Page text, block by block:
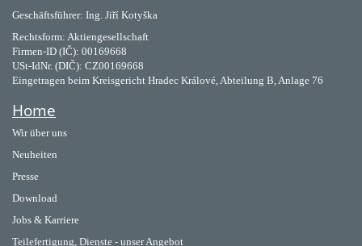
Geschäftsführer: Ing. Jiří Kotyška
Rechtsform: Aktiengesellschaft
Firmen-ID (IČ): 00169668
USt-IdNr. (DIČ): CZ00169668
Eingetragen beim Kreisgericht Hradec Králové, Abteilung B, Anlage 76
Home
Wir über uns
Neuheiten
Presse
Download
Jobs & Karriere
Teilefertigung, Dienste - unser Angebot